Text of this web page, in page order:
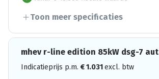
Toon meer specificaties
mhev r-line edition 85kW dsg-7 aut
Indicatieprijs p.m. €1.031excl. btw